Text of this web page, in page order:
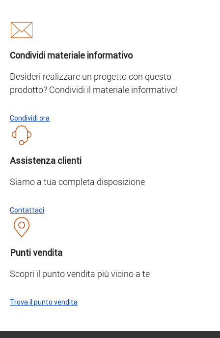
Condividi materiale informativo
Desideri realizzare un progetto con questo
prodotto? Condividi il materiale informativo!
Condividi ora
Assistenza clienti
Siamo a tua completa disposizione
Contattaci
Punti vendita
Scopri il punto vendita più vicino a te
Trova il punto vendita